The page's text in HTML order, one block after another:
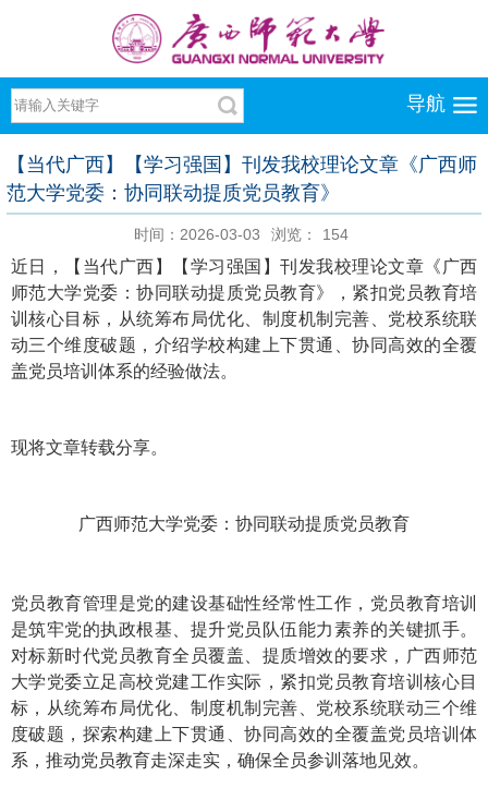
导航
【当代广西】【学习强国】刊发我校理论文章《广西师
范大学党委：协同联动提质党员教育》
时间：2026-03-03 浏览： 154
近日，【当代广西】【学习强国】刊发我校理论文章《广西
师范大学党委：协同联动提质党员教育》，紧扣党员教育培
训核心目标，从统筹布局优化、制度机制完善、党校系统联
动三个维度破题，介绍学校构建上下贯通、协同高效的全覆
盖党员培训体系的经验做法。
现将文章转载分享。
广西师范大学党委：协同联动提质党员教育
党员教育管理是党的建设基础性经常性工作，党员教育培训
是筑牢党的执政根基、提升党员队伍能力素养的关键抓手。
对标新时代党员教育全员覆盖、提质增效的要求，广西师范
大学党委立足高校党建工作实际，紧扣党员教育培训核心目
标，从统筹布局优化、制度机制完善、党校系统联动三个维
度破题，探索构建上下贯通、协同高效的全覆盖党员培训体
系，推动党员教育走深走实，确保全员参训落地见效。